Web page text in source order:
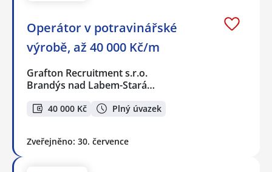
Operátor v potravinářské
výrobě, až 40 000 Kč/m
Grafton Recruitment s.r.o.
Brandýs nad Labem-Stará…
40 000 Kč Plný úvazek
Zveřejněno: 30. července